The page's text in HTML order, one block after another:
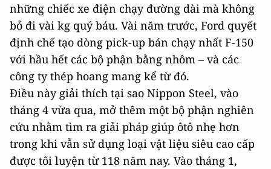
những chiếc xe điện chạy đường dài mà không
bỏ đi vài kg quý báu. Vài năm trước, Ford quyết
định chế tạo dòng pick-up bán chạy nhất F-150
với hầu hết các bộ phận bằng nhôm – và các
công ty thép hoang mang kể từ đó.
Điều này giải thích tại sao Nippon Steel, vào
tháng 4 vừa qua, mở thêm một bộ phận nghiên
cứu nhằm tìm ra giải pháp giúp ôtô nhẹ hơn
trong khi vẫn sử dụng loại vật liệu siêu cao cấp
được tôi luyện từ 118 năm nay. Vào tháng 1,